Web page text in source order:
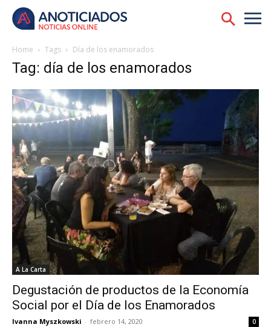
Home Tags Día de los enamorados
Tag: día de los enamorados
A La Carta
Degustación de productos de la Economía
Social por el Día de los Enamorados
Ivanna Myszkowski - febrero 14, 2020 0